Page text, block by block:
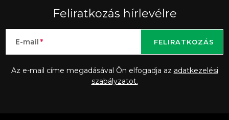
Feliratkozás hírlevélre
E-mail
Az e-mail címe megadásával Ön elfogadja az adatkezelési
szabályzatot.
FELIRATKOZÁS